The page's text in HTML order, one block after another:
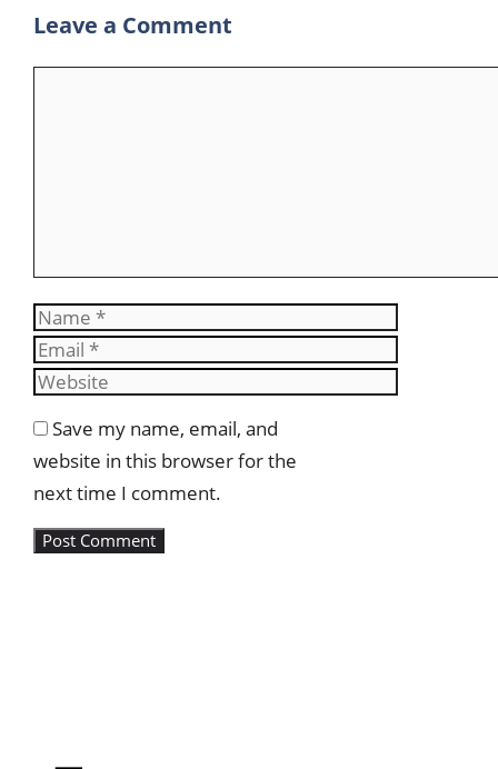
Leave a Comment
Name
Email
Website
Save my name, email, and
website in this browser for the
next time I comment.